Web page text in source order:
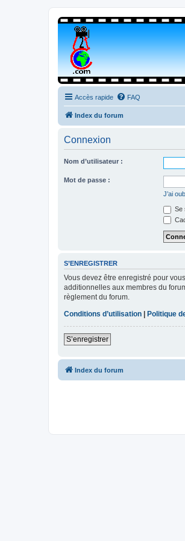
Accès rapide FAQ
Index du forum
Connexion
Nom d’utilisateur :
Mot de passe :
J’ai
Se
S’ENREGISTRER
Vous devez être enregistré pour
additionnelles aux membres du
règlement du forum.
Conditions d’utilisation | Politique
S’enregistrer
Index du forum